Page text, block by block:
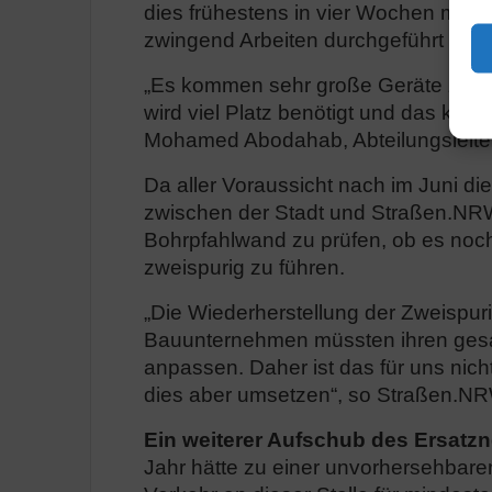
dies frühestens in vier Wochen
zwingend Arbeiten durchgeführt
„Es kommen sehr große Geräte
wird viel Platz benötigt und das
Mohamed Abodahab,
Da aller Voraussicht nach im Juni
zwischen der Stadt und
Bohrpfahlwand zu prüfen, ob es
zweispurig zu führen.
„Die Wiederherstellung der
Bauunternehmen müssten ihren
anpassen. Daher ist das für uns
dies aber umsetzen“, so
Ein weiterer Aufschub des
Jahr hätte zu einer